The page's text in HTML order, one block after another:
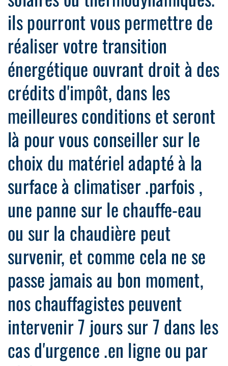
ils pourront vous permettre de
réaliser votre transition
énergétique ouvrant droit à des
crédits d'impôt, dans les
meilleures conditions et seront
là pour vous conseiller sur le
choix du matériel adapté à la
surface à climatiser .parfois ,
une panne sur le chauffe-eau
ou sur la chaudière peut
survenir, et comme cela ne se
passe jamais au bon moment,
nos chauffagistes peuvent
intervenir 7 jours sur 7 dans les
cas d'urgence .en ligne ou par